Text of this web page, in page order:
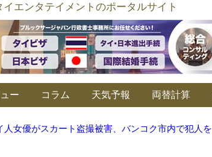
エンタテイメントのポータルサイト
ー コラム 天気予報 両替計算
人女優がスカート盗撮被害、バンコク市内で犯人を